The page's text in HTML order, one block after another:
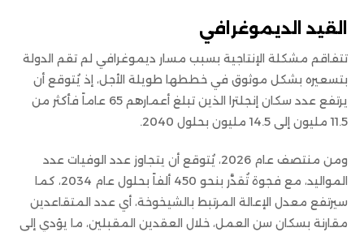
القيد الديموغرافي
تتفاقم مشكلة الإنتاجية بسبب مسار ديموغرافي لم تقم الدولة
بتسعيره بشكل موثوق في خططها طويلة الأجل، إذ يُتوقع أن
يرتفع عدد سكان إنجلترا الذين تبلغ أعمارهم 65 عاماً فأكثر من
11.5 مليون إلى 14.5 مليون بحلول 2040.
ومن منتصف عام 2026، يُتوقع أن يتجاوز عدد الوفيات عدد
المواليد، مع فجوة تُقدَّر بنحو 450 ألفاً بحلول عام 2034، كما
سيرتفع معدل الإعالة المرتبط بالشيخوخة، أي عدد المتقاعدين
مقارنة بسكان سن العمل، خلال العقدين المقبلين، ما يؤدي إلى